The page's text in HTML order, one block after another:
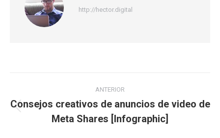
http://hector.digital
Navegación
entre
publicaciones
ANTERIOR
Publicación
anterior:
Consejos creativos de anuncios de video de
Meta Shares [Infographic]